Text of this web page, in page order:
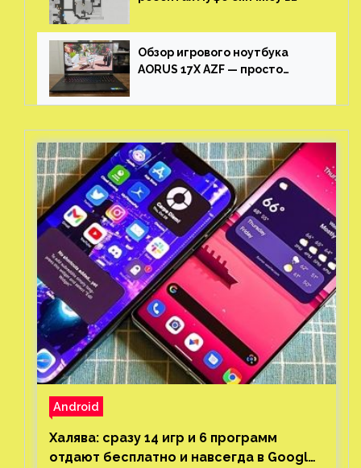
Обзор игрового ноутбука
AORUS 17X AZF — просто
Android
Халява: сразу 14 игр и 6 программ
отдают бесплатно и навсегда в Google